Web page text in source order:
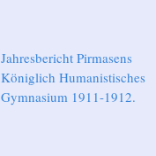
Jahresbericht Pirmasens
Königlich Humanistisches
Gymnasium 1911-1912.